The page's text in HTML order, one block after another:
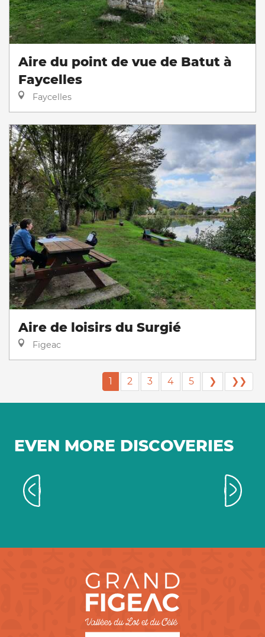
Aire du point de vue de Batut à
Faycelles
Faycelles
Aire de loisirs du Surgié
Figeac
1 2 3 4 5 ❯ ❯❯
EVEN MORE DISCOVERIES
Farm products in every season